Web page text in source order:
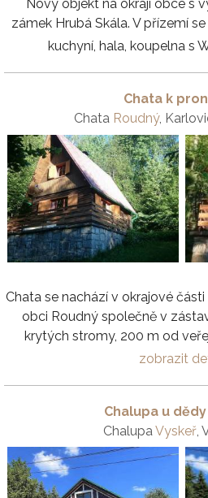
Nový objekt na okraji obce s
zámek Hrubá Skála. V přízemí
kuchyní, hala, koupelna s
Chata k
Chata Roudný,
Chata se nachází v okrajové
obci Roudný ​​společně v
krytých stromy, 200 m od
zobrazit
Chalupa u
Chalupa Vyskeř,